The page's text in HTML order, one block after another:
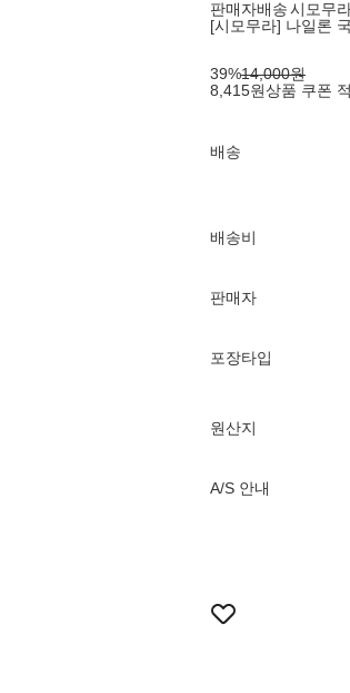
판매자배송시모무
[시모무라] 나일론
39%14,000원
8,415원상품 쿠폰
배송
배송비
판매자
포장타입
원산지
A/S 안내